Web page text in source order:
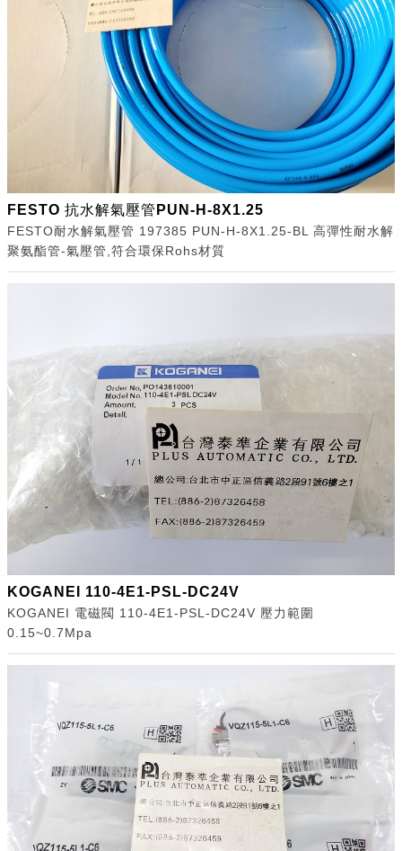
FESTO 抗水解氣壓管PUN-H-8X1.25
FESTO耐水解氣壓管 197385 PUN-H-8X1.25-BL 高彈性耐水解
聚氨酯管-氣壓管,符合環保Rohs材質
KOGANEI 110-4E1-PSL-DC24V
KOGANEI 電磁閥 110-4E1-PSL-DC24V 壓力範圍
0.15~0.7Mpa